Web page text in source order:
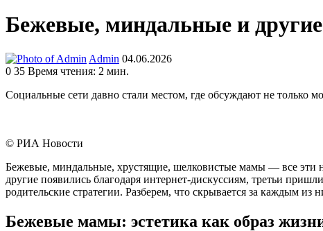
Бежевые, миндальные и
Admin Send
an
04.06.2026
0 35 Время чтения: 2 мин.
Социальные сети давно стали местом, где обсуждают не только
© РИА Новости
Бежевые, миндальные, хрустящие, шелковистые мамы — все эти
другие появились благодаря интернет-дискуссиям, третьи
родительские стратегии. Разберем, что скрывается за каждым
Бежевые мамы: эстетика как образ